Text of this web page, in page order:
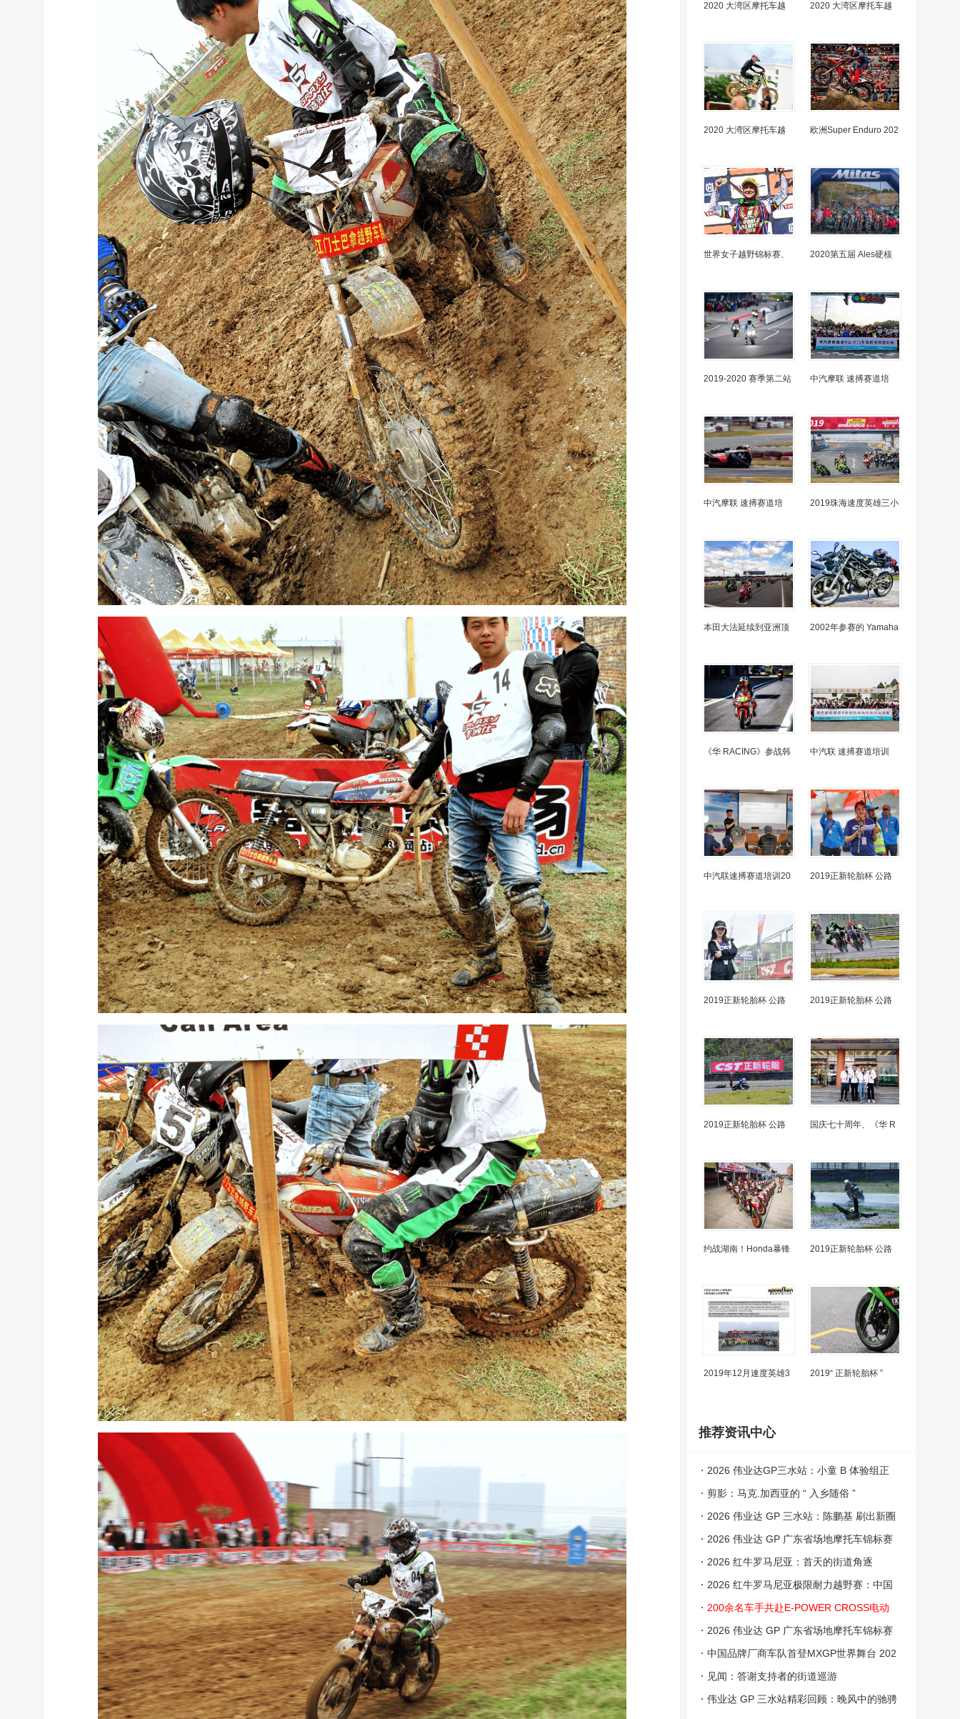
2020 大湾区摩托车越 2020 大湾区摩托车越
2020 大湾区摩托车越 欧洲Super Enduro 202
世界女子越野锦标赛、 2020第五届 Ales硬核
2019-2020 赛季第二站 中汽摩联 速搏赛道培
中汽摩联 速搏赛道培 2019珠海速度英雄三小
本田大法延续到亚洲顶 2002年参赛的 Yamaha
《华 RACING》参战韩 中汽联 速搏赛道培训
中汽联速搏赛道培训20 2019正新轮胎杯 公路
2019正新轮胎杯 公路 2019正新轮胎杯 公路
2019正新轮胎杯 公路 国庆七十周年、《华 R
约战湖南！Honda暴锋 2019正新轮胎杯 公路
2019年12月速度英雄3 2019“ 正新轮胎杯 ”
推荐资讯中心
2026 伟业达GP三水站：小童 B 体验组正
赛一
剪影：马克.加西亚的 “ 入乡随俗 ”
2026 伟业达 GP 三水站：陈鹏基 刷出新圈
速
2026 伟业达 GP 广东省场地摩托车锦标赛
三水站：跌宕起伏的较量
2026 红牛罗马尼亚：首天的街道角逐
2026 红牛罗马尼亚极限耐力越野赛：中国
阵营
200余名车手共赴E-POWER CROSS电动
越野崇礼站盛宴
2026 伟业达 GP 广东省场地摩托车锦标赛
三水站：成绩
中国品牌厂商车队首登MXGP世界舞台 202
6世界摩托车越野锦标赛中国上海站9月举行
见闻：答谢支持者的街道巡游
伟业达 GP 三水站精彩回顾：晚风中的驰骋